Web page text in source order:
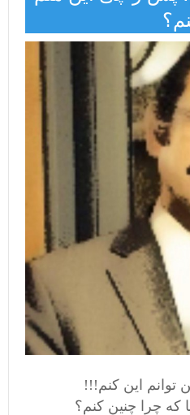
توانم اين كنم!!!
كه چرا چنين كنم؟